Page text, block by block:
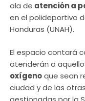
ala de atención a
en el polideportivo
Honduras (UNAH).
El espacio contará
atenderán a
oxígenoque sean
ciudad y de las